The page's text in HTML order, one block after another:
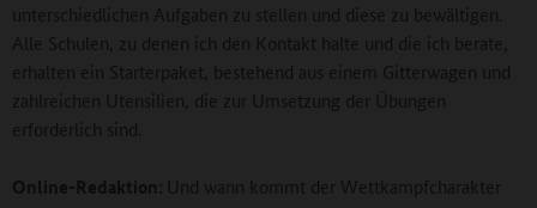
unterschiedlichen Aufgaben zu stellen und diese zu bewältigen.
Alle Schulen, zu denen ich den Kontakt halte und die ich berate,
erhalten ein Starterpaket, bestehend aus einem Gitterwagen und
zahlreichen Utensilien, die zur Umsetzung der Übungen
erforderlich sind.
Online-Redaktion: Und wann kommt der Wettkampfcharakter